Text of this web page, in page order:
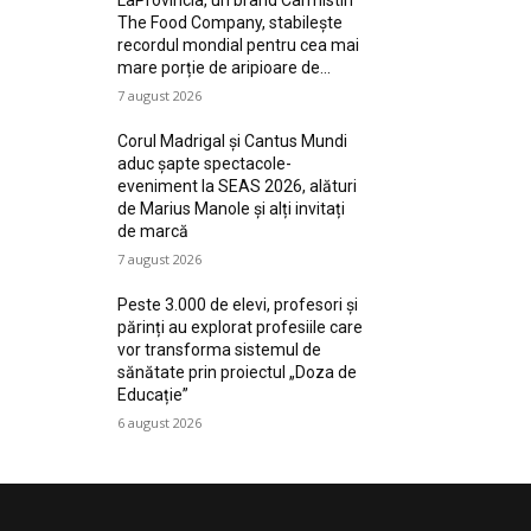
The Food Company, stabilește
recordul mondial pentru cea mai
mare porție de aripioare de...
7 august 2026
Corul Madrigal și Cantus Mundi
aduc șapte spectacole-
eveniment la SEAS 2026, alături
de Marius Manole și alți invitați
de marcă
7 august 2026
Peste 3.000 de elevi, profesori și
părinți au explorat profesiile care
vor transforma sistemul de
sănătate prin proiectul „Doza de
Educație”
6 august 2026